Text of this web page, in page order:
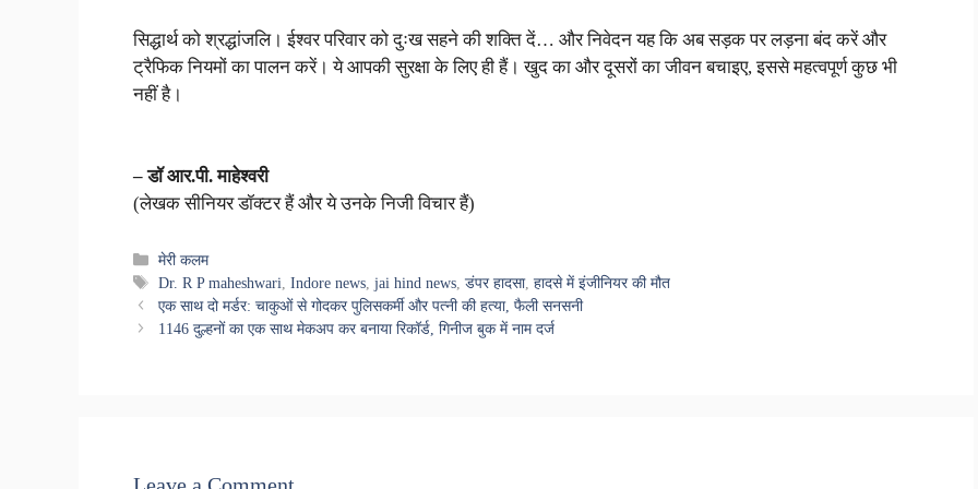
सिद्धार्थ को श्रद्धांजलि। ईश्वर परिवार को दुःख सहने की शक्ति दें… और निवेदन यह कि अब सड़क पर लड़ना बंद करें और
ट्रैफिक नियमों का पालन करें। ये आपकी सुरक्षा के लिए ही हैं। खुद का और दूसरों का जीवन बचाइए, इससे महत्वपूर्ण कुछ भी
नहीं है।
– डॉ आर.पी. माहेश्वरी
(लेखक सीनियर डॉक्टर हैं और ये उनके निजी विचार हैं)
Categories
मेरी कलम
Tags
Dr. R P maheshwari ,Indore news ,jai hind news ,डंपर हादसा,हादसे में इंजीनियर की मौत
एक साथ दो मर्डर: चाकुओं से गोदकर पुलिसकर्मी और पत्नी की हत्या, फैली सनसनी
1146 दुल्हनों का एक साथ मेकअप कर बनाया रिकॉर्ड, गिनीज बुक में नाम दर्ज